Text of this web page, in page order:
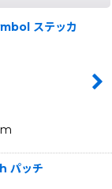
ステッカ
パッチ